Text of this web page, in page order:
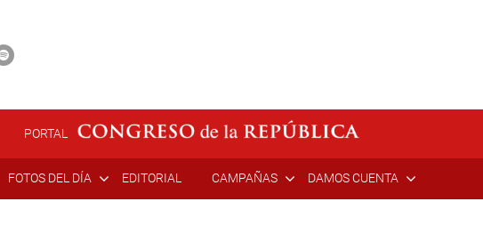
PORTAL
FOTOS DEL DÍA EDITORIAL CAMPAÑAS DAMOS CUENTA